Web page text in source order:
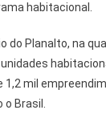
habitacional.
do Planalto, na
1,2 mil
Brasil.